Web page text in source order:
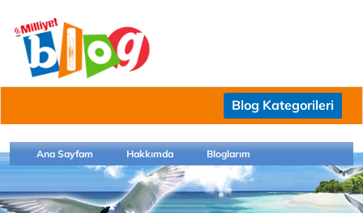
Blog Kategorileri
Ana Sayfam Hakkımda Bloglarım